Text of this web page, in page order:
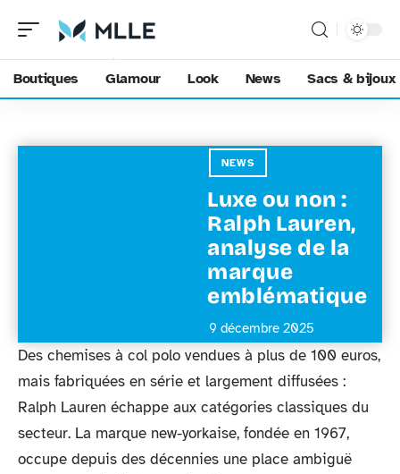
Boutiques Glamour Look News Sacs & bijoux
NEWS
Luxe ou non :
Ralph Lauren,
analyse de la
marque
emblématique
9 décembre 2025
Des chemises à col polo vendues à plus de 100 euros,
mais fabriquées en série et largement diffusées :
Ralph Lauren échappe aux catégories classiques du
secteur. La marque new-yorkaise, fondée en 1967,
occupe depuis des décennies une place ambiguë